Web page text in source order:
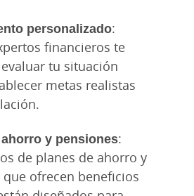
personalizado:
financieros te
tu situación
metas realistas
y pensiones:
de planes de ahorro y
ofrecen beneficios